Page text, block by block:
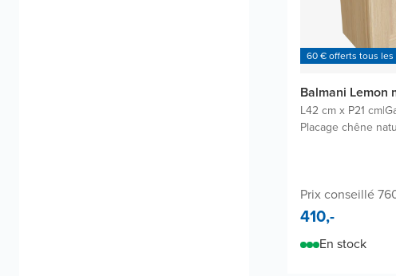
60 € offerts tous
Balmani Lemon
L42 cm x P21 cm|
Placage chêne
Prix conseillé
410,-
En stock